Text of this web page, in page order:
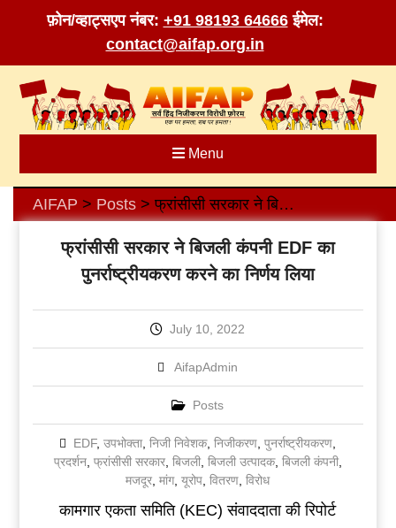
फ़ोन/व्हाट्सएप नंबर: +91 98193 64666 ईमेल:
contact@aifap.org.in
content
Menu
AIFAP > Posts> फ्रांसीसी सरकार ने बिजली कंपनी EDF का पुनर्राष्ट्रीयकरण करने का निर्णय लिया
फ्रांसीसी सरकार ने बिजली कंपनी EDF का
पुनर्राष्ट्रीयकरण करने का निर्णय लिया
July 10, 2022
AifapAdmin
Posts
EDF,उपभोक्ता,निजी निवेशक,निजीकरण,पुनर्राष्ट्रीयकरण,
प्रदर्शन, फ्रांसीसी सरकार, बिजली, बिजली उत्पादक, बिजली कंपनी,
मजदूर,मांग,यूरोप,वितरण,विरोध
कामगार एकता समिति (KEC) संवाददाता की रिपोर्ट